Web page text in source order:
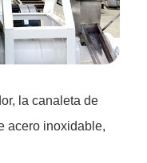
la canaleta de
acero inoxidable,